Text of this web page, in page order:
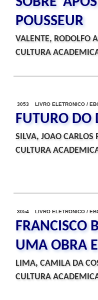
POUSSEUR
VALENTE, RODOLFO
CULTURA
3053 LIVRO ELETRONICO /
FUTURO DO
SILVA, JOAO CARLOS
CULTURA
3054 LIVRO ELETRONICO /
FRANCISCO
UMA OBRA
LIMA, CAMILA DA
CULTURA